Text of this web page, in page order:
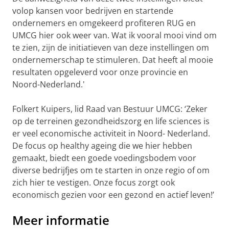
volop kansen voor bedrijven en startende
ondernemers en omgekeerd profiteren RUG en
UMCG hier ook weer van. Wat ik vooral mooi vind om
te zien, zijn de initiatieven van deze instellingen om
ondernemerschap te stimuleren. Dat heeft al mooie
resultaten opgeleverd voor onze provincie en
Noord-Nederland.'
Folkert Kuipers, lid Raad van Bestuur UMCG: ‘Zeker
op de terreinen gezondheidszorg en life sciences is
er veel economische activiteit in Noord- Nederland.
De focus op healthy ageing die we hier hebben
gemaakt, biedt een goede voedingsbodem voor
diverse bedrijfjes om te starten in onze regio of om
zich hier te vestigen. Onze focus zorgt ook
economisch gezien voor een gezond en actief leven!’
Meer informatie